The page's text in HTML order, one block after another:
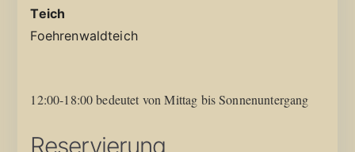
Teich
Foehrenwaldteich
12:00-18:00 bedeutet von Mittag bis Sonnenuntergang
Reservierung